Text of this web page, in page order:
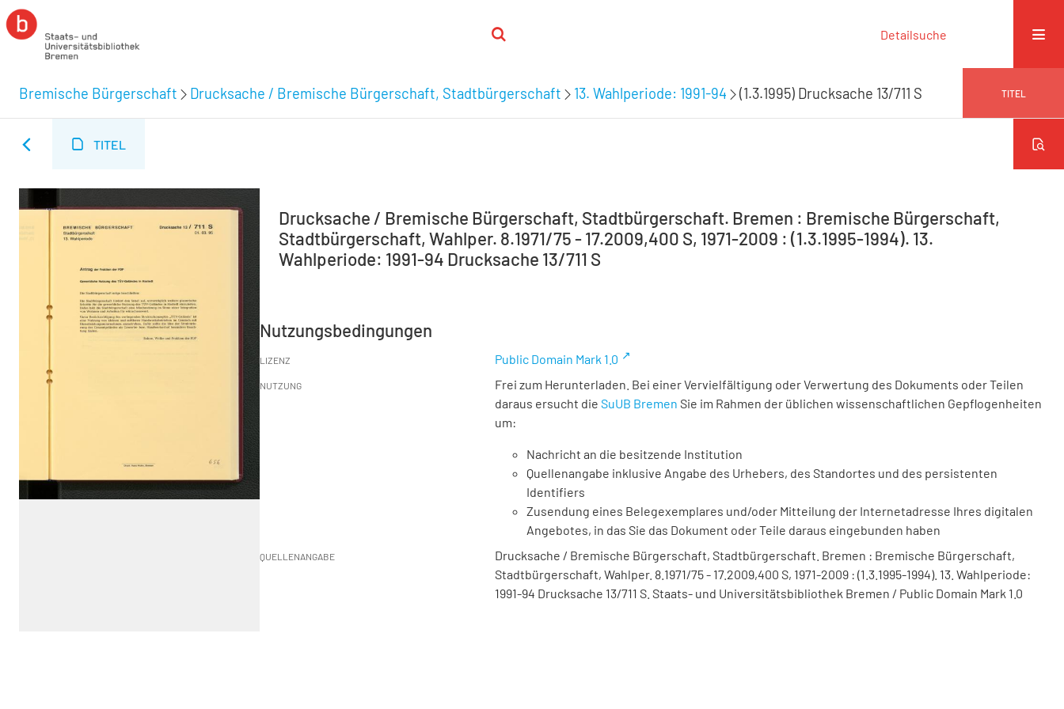
Detailsuche
Bremische Bürgerschaft Drucksache / Bremische Bürgerschaft, Stadtbürgerschaft 13. Wahlperiode: 1991-94 (1.3.1995) Drucksache 13/711 S TITEL
TITEL
Drucksache / Bremische Bürgerschaft, Stadtbürgerschaft. Bremen : Bremische Bürgerschaft,
Stadtbürgerschaft, Wahlper. 8.1971/75 - 17.2009,400 S, 1971-2009 : (1.3.1995-1994). 13.
Wahlperiode: 1991-94 Drucksache 13/711 S
Nutzungsbedingungen
LIZENZ Public Domain Mark 1.0
NUTZUNG
Frei zum Herunterladen. Bei einer Vervielfältigung oder Verwertung des Dokuments oder Teilen
daraus ersucht die SuUB Bremen Sie im Rahmen der üblichen wissenschaftlichen Gepflogenheiten
um:
Nachricht an die besitzende Institution
Quellenangabe inklusive Angabe des Urhebers, des Standortes und des persistenten
Identifiers
Zusendung eines Belegexemplares und/oder Mitteilung der Internetadresse Ihres digitalen
Angebotes, in das Sie das Dokument oder Teile daraus eingebunden haben
QUELLENANGABE
Drucksache / Bremische Bürgerschaft, Stadtbürgerschaft. Bremen : Bremische Bürgerschaft,
Stadtbürgerschaft, Wahlper. 8.1971/75 - 17.2009,400 S, 1971-2009 : (1.3.1995-1994). 13. Wahlperiode:
1991-94 Drucksache 13/711 S. Staats- und Universitätsbibliothek Bremen / Public Domain Mark 1.0